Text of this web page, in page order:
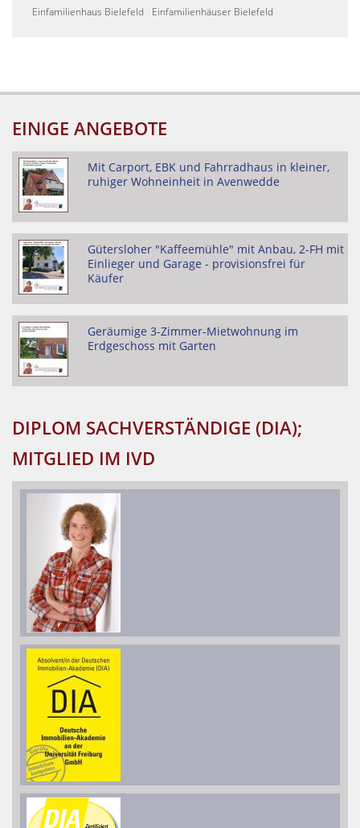
Einfamilienhaus Bielefeld
Einfamilienhäuser Bielefeld
EINIGE ANGEBOTE
Mit Carport, EBK und Fahrradhaus in kleiner,
ruhiger Wohneinheit in Avenwedde
Gütersloher "Kaffeemühle" mit Anbau, 2-FH mit
Einlieger und Garage - provisionsfrei für
Käufer
Geräumige 3-Zimmer-Mietwohnung im
Erdgeschoss mit Garten
DIPLOM SACHVERSTÄNDIGE (DIA);
MITGLIED IM IVD